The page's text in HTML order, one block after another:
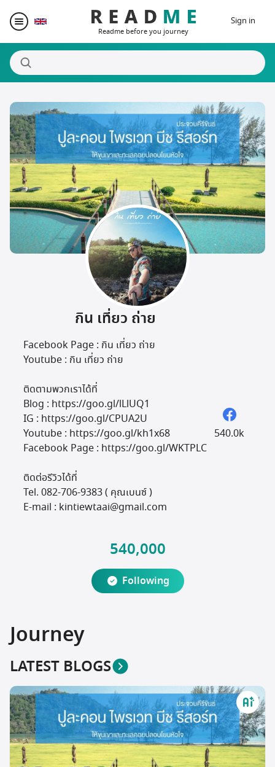
Readme before you journey
Destinations
Writers
Prizes
Blogger Matching
Affiliate
Travel Marketplace
Sign in
กิน เที่ยว ถ่าย
Facebook Page : กิน เที่ยว ถ่าย
Youtube : กิน เที่ยว ถ่าย
ติดตามพวกเราได้ที่
Blog : https://goo.gl/lLlUQ1
IG : https://goo.gl/CPUA2U
Youtube : https://goo.gl/kh1x68
Facebook Page : https://goo.gl/WKTPLC
ติดต่อรีวิวได้ที่
Tel. 082-706-9383 ( คุณเบนซ์ )
E-mail : kintiewtaai@gmail.com
540.0k
540,000
Following
Journey
LATEST BLOGS